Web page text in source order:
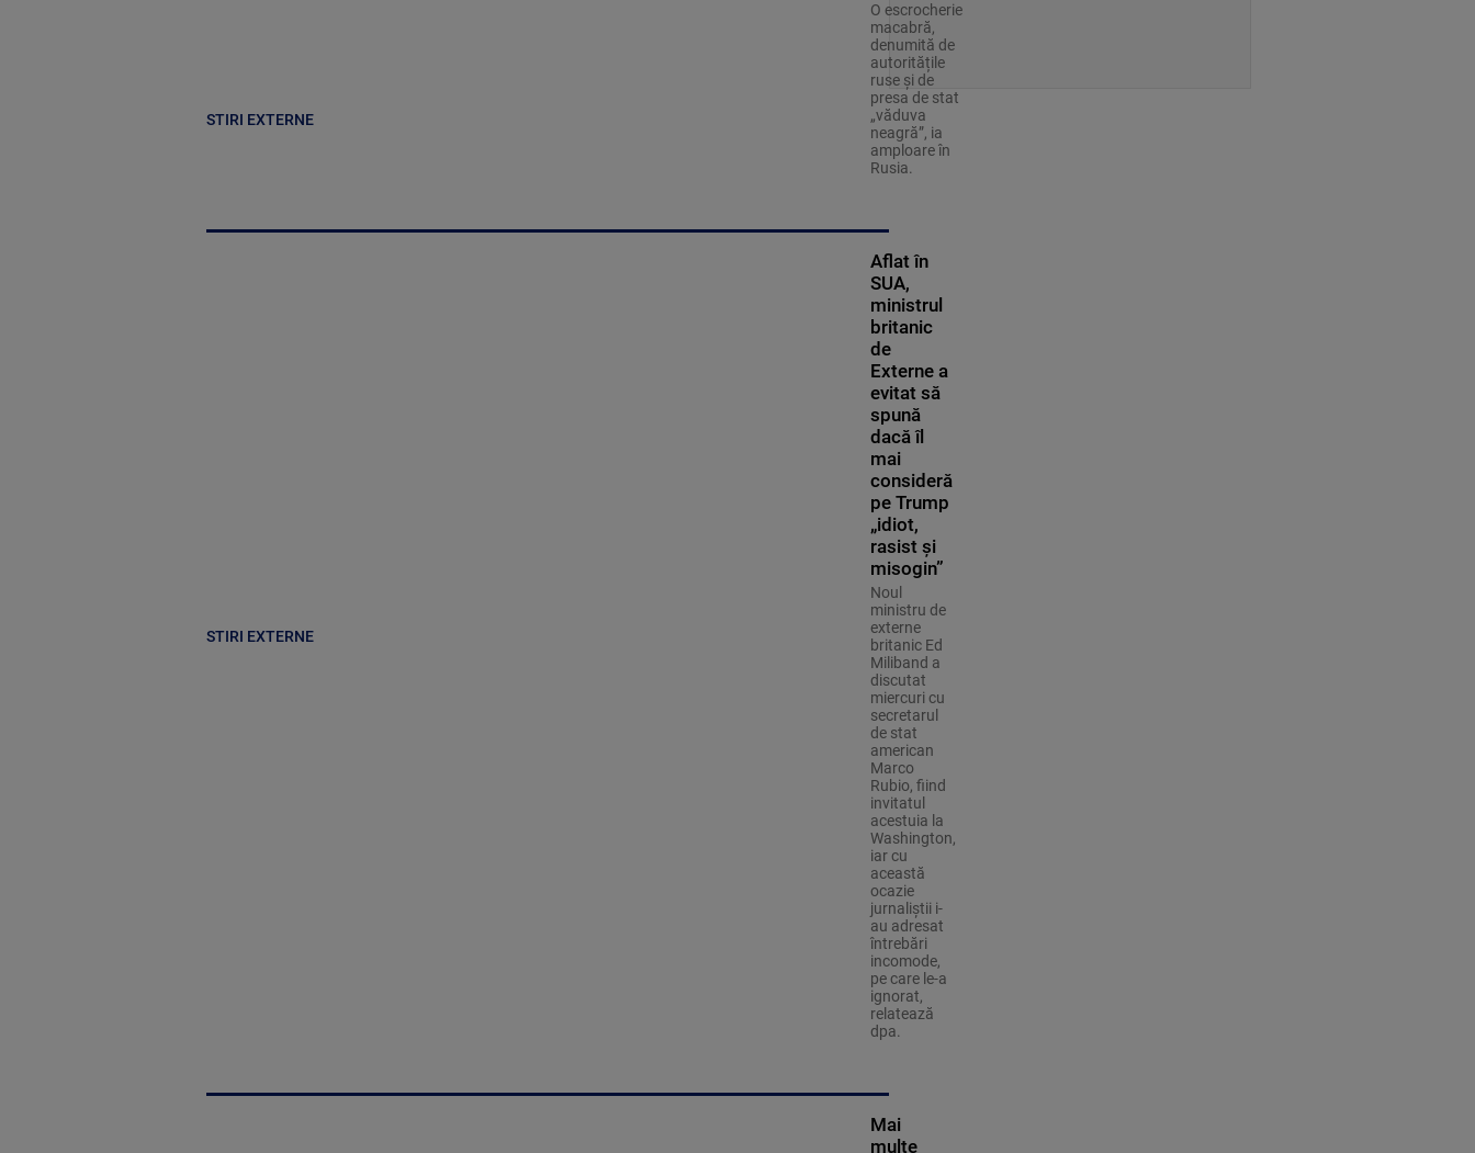
STIRI EXTERNE
O escrocherie
macabră,
denumită de
autoritățile
ruse și de
presa de stat
„văduva
neagră”, ia
amploare în
Rusia.
STIRI EXTERNE
Aflat în
SUA,
ministrul
britanic
de
Externe a
evitat să
spună
dacă îl
mai
consideră
pe Trump
„idiot,
rasist și
misogin”
Noul
ministru de
externe
britanic Ed
Miliband a
discutat
miercuri cu
secretarul
de stat
american
Marco
Rubio, fiind
invitatul
acestuia la
Washington,
iar cu
această
ocazie
jurnaliştii i-
au adresat
întrebări
incomode,
pe care le-a
ignorat,
relatează
dpa.
Mai
multe